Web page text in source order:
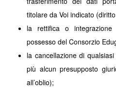
titolare da Voi indicato
la rettifica o
possesso del Consorzio
la cancellazione di
più alcun presupposto
all’oblio);